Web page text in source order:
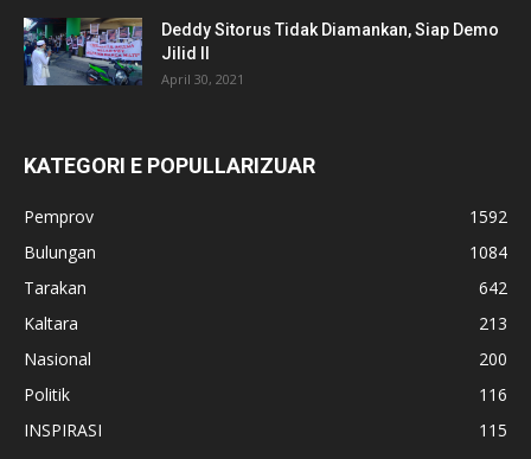
Deddy Sitorus Tidak Diamankan, Siap Demo
Jilid II
April 30, 2021
KATEGORI E POPULLARIZUAR
Pemprov
1592
Bulungan
1084
Tarakan
642
Kaltara
213
Nasional
200
Politik
116
INSPIRASI
115